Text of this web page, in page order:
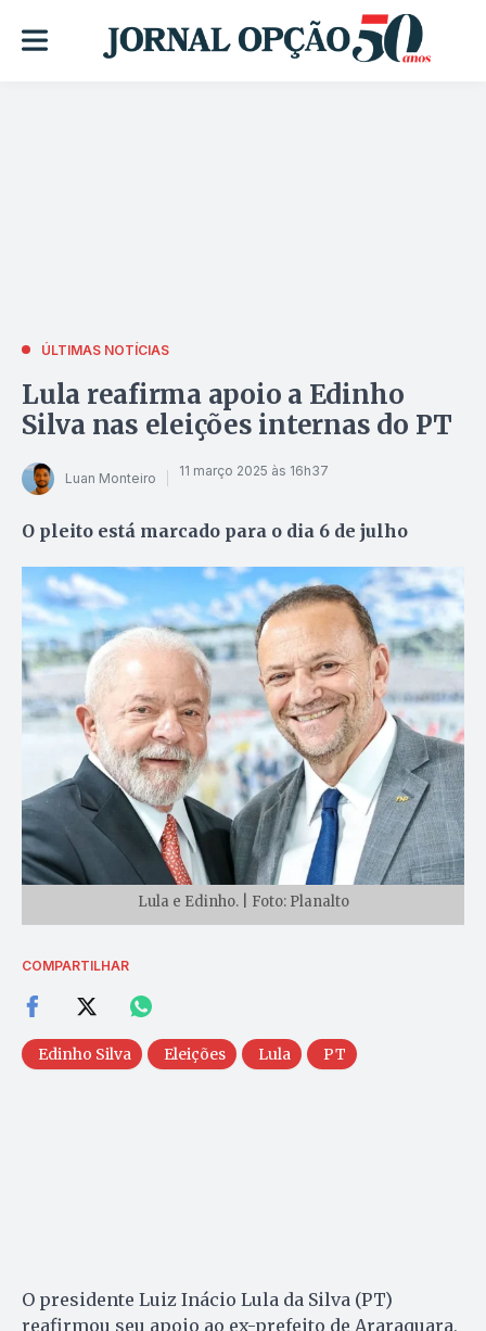
ÚLTIMAS NOTÍCIAS
Lula reafirma apoio a Edinho
Silva nas eleições internas do PT
Luan Monteiro 11 março 2025 às 16h37
O pleito está marcado para o dia 6 de julho
Lula e Edinho. | Foto: Planalto
COMPARTILHAR
Edinho Silva Eleições Lula PT
O presidente Luiz Inácio Lula da Silva (PT)
reafirmou seu apoio ao ex-prefeito de Araraquara,